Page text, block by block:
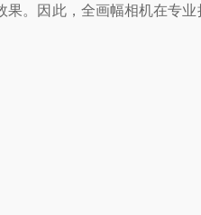
。因此，全画幅相机在专业